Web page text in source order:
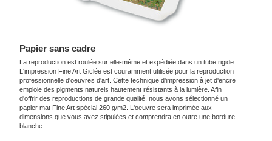
Papier sans cadre
La reproduction est roulée sur elle-même et expédiée dans un tube rigide.
L'impression Fine Art Giclée est couramment utilisée pour la reproduction
professionnelle d'oeuvres d'art. Cette technique d'impression à jet d'encre
emploie des pigments naturels hautement résistants à la lumière. Afin
d'offrir des reproductions de grande qualité, nous avons sélectionné un
papier mat Fine Art spécial 260 g/m2. L'oeuvre sera imprimée aux
dimensions que vous avez stipulées et comprendra en outre une bordure
blanche.